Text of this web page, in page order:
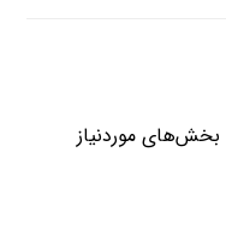
بخش‌های موردنیاز